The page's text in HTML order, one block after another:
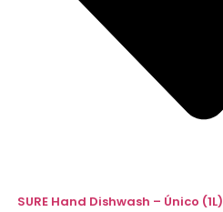
SURE Hand Dishwash – Único (1L)